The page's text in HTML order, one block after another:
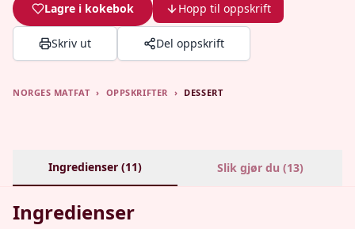
Lagre i kokebok Hopp til oppskrift
Skriv ut Del oppskrift
NORGES MATFAT › OPPSKRIFTER › DESSERT
Ingredienser (11) Slik gjør du (13)
Ingredienser